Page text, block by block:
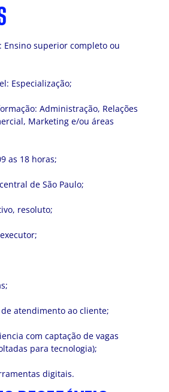
Ensino superior completo ou
Especialização;
Administração, Relações
Marketing e/ou áreas
as 18 horas;
de São Paulo;
resoluto;
atendimento ao cliente;
com captação de vagas
para tecnologia);
digitais.